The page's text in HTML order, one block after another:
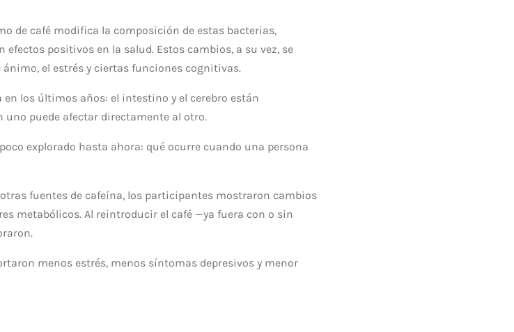
de café modifica la composición de estas bacterias,
positivos en la salud. Estos cambios, a su vez, se
el estrés y ciertas funciones cognitivas.
los últimos años: el intestino y el cerebro están
uno puede afectar directamente al otro.
explorado hasta ahora: qué ocurre cuando una persona
fuentes de cafeína, los participantes mostraron cambios
metabólicos. Al reintroducir el café —ya fuera con o sin
menos estrés, menos síntomas depresivos y menor